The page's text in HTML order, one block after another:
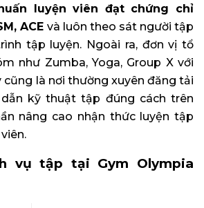
huấn luyện viên đạt chứng chỉ
ACE và luôn theo sát người tập
tập luyện. Ngoài ra, đơn vị tổ
như Zumba, Yoga, Group X với
cũng là nơi thường xuyên đăng tải
kỹ thuật tập đúng cách trên
nâng cao nhận thức luyện tập
vụ tập tại Gym Olympia